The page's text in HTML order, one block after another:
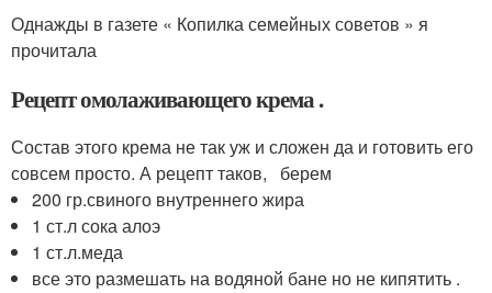
Однажды в газете « Копилка семейных советов » я
прочитала
Рецепт омолаживающего крема .
Состав этого крема не так уж и сложен да и готовить его
совсем просто. А рецепт таков, берем
200 гр.свиного внутреннего жира
1 ст.л сока алоэ
1 ст.л.меда
все это размешать на водяной бане но не кипятить .